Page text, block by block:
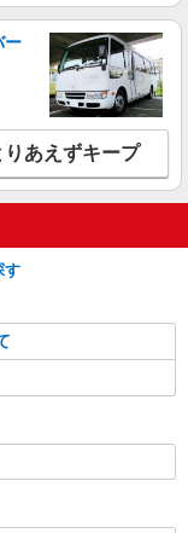
詳細を見る
ー
りあえずキープ
す